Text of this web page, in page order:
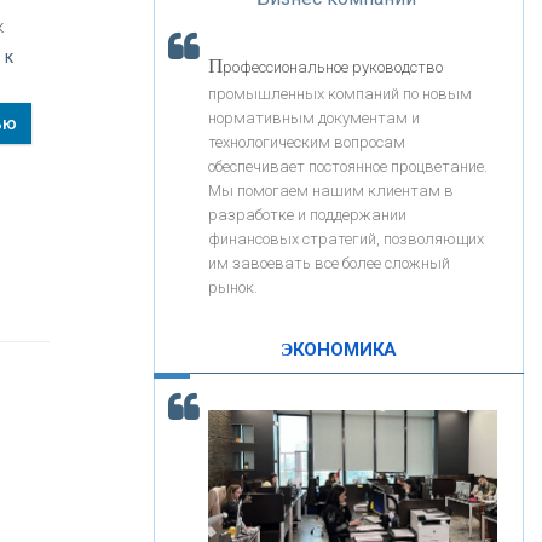
к
«РОСЕВРОБАНК»
«ПРЕСС-СЛУЖБА ВТБ24»
«АВТОГРАДБАНК»
КОНТАКТЫ
«Интервью»
Скорость - один из главных трендов в
кредитовании бизнеса - «Интервью»
Профессиональное руководство
промышленных компаний по новым
нормативным документам и
технологическим вопросам
обеспечивает постоянное процветание.
Мы помогаем нашим клиентам в
разработке и поддержании
финансовых стратегий, позволяющих
им завоевать все более сложный
рынок.
ЭКОНОМИКА